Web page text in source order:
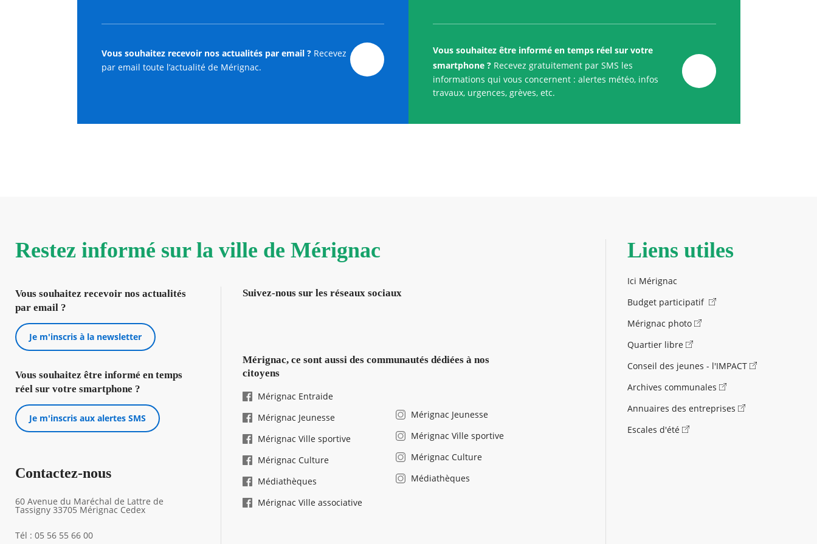
Vous souhaitez recevoir nos actualités par email ?Recevez
par email toute l’actualité de Mérignac.
Vous souhaitez être informé en temps réel sur votre
smartphone ? Recevez gratuitement par SMS les
informations qui vous concernent : alertes météo, infos
travaux, urgences, grèves, etc.
Restez informé sur la ville de Mérignac
Vous souhaitez recevoir nos actualités
par email ?
Je m'inscris à la newsletter
Vous souhaitez être informé en temps
réel sur votre smartphone ?
Je m'inscris aux alertes SMS
Contactez-nous
60 Avenue du Maréchal de Lattre de
Tassigny 33705 Mérignac Cedex
Tél : 05 56 55 66 00
Suivez-nous sur les réseaux sociaux
Mérignac, ce sont aussi des communautés dédiées à nos
citoyens
Mérignac Entraide
Mérignac Jeunesse
Mérignac Ville sportive
Mérignac Culture
Médiathèques
Mérignac Ville associative
Mérignac Jeunesse
Mérignac Ville sportive
Mérignac Culture
Médiathèques
Liens utiles
Ici Mérignac
Budget participatif
Mérignac photo
Quartier libre
Conseil des jeunes - l'IMPACT
Archives communales
Annuaires des entreprises
Escales d'été